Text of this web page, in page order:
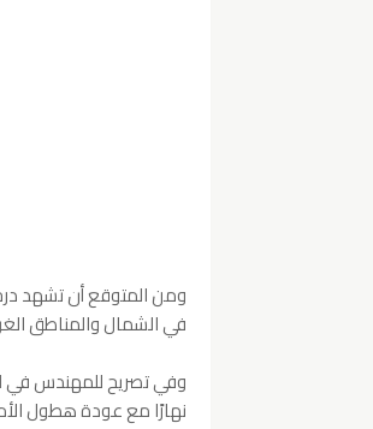
في الشمال والمناطق الغربية، وبين 25و 30 درجة
وفي تصريح للمهندس في
نهارًا مع عودة هطول